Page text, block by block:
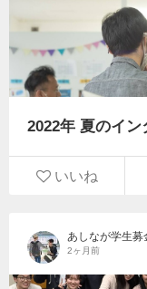
2022年 夏のイ
いいね
あしなが学生募
2ヶ月前